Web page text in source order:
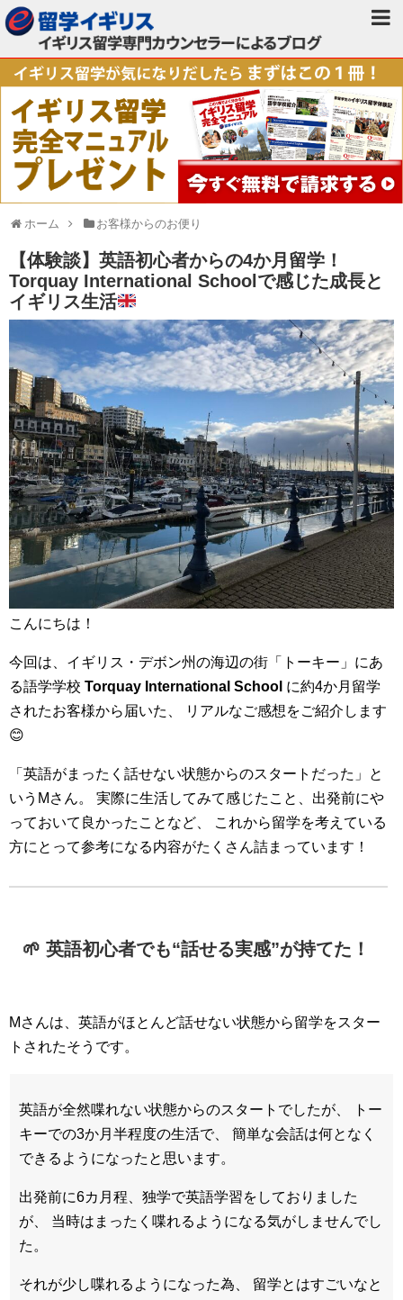
ホーム お客様からのお便り
【体験談】英語初心者からの4か月留学！
Torquay International Schoolで感じた成長と
イギリス生活
こんにちは！
今回は、イギリス・デボン州の海辺の街「トーキー」にあ
る語学学校 Torquay International School に約4か月留学
されたお客様から届いた、 リアルなご感想をご紹介します
😊
「英語がまったく話せない状態からのスタートだった」と
いうMさん。 実際に生活してみて感じたこと、出発前にや
っておいて良かったことなど、 これから留学を考えている
方にとって参考になる内容がたくさん詰まっています！
🌱 英語初心者でも“話せる実感”が持てた！
Mさんは、英語がほとんど話せない状態から留学をスター
トされたそうです。
英語が全然喋れない状態からのスタートでしたが、 トー
キーでの3か月半程度の生活で、 簡単な会話は何となく
できるようになったと思います。
出発前に6カ月程、独学で英語学習をしておりました
が、 当時はまったく喋れるようになる気がしませんでし
た。
それが少し喋れるようになった為、 留学とはすごいなと